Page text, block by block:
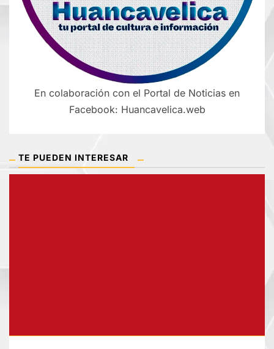
En colaboración con el Portal de Noticias en
Facebook: Huancavelica.web
TE PUEDEN INTERESAR